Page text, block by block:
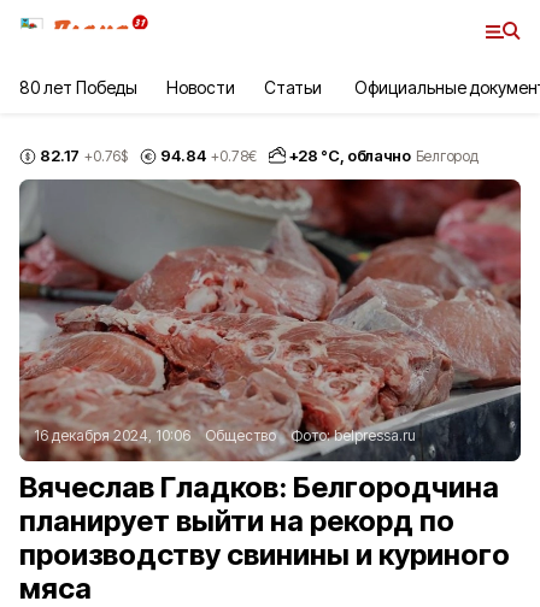
80 лет Победы Новости Статьи Официальные
82.17 +0.76$ 94.84 +0.78€ +28 °С, облачно Белгород
16 декабря 2024, 10:06 Общество Фото:belpressa.ru
Вячеслав Гладков: Белгородчина
планирует выйти на рекорд по
производству свинины и куриного
мяса